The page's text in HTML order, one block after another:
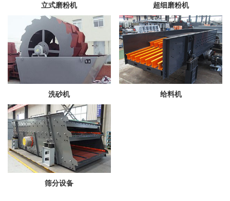
立式磨粉机 超细磨粉机
洗砂机 给料机
筛分设备